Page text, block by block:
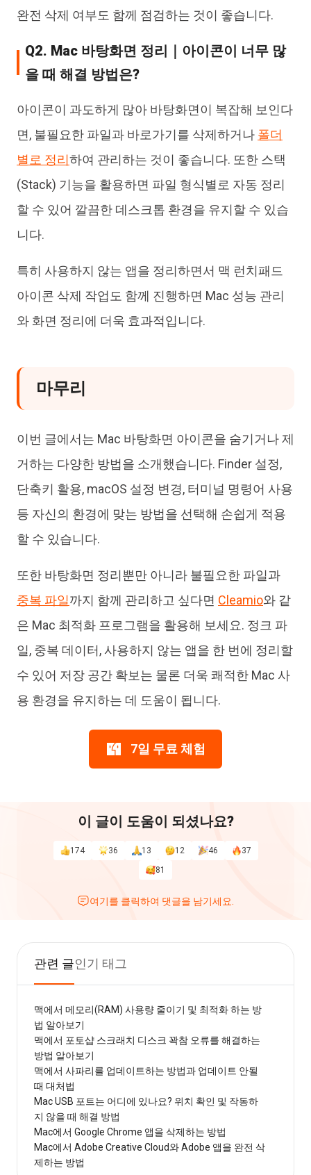
완전 삭제 여부도 함께 점검하는 것이 좋습니다.
Q2. Mac 바탕화면 정리｜아이콘이 너무 많
을 때 해결 방법은?
아이콘이 과도하게 많아 바탕화면이 복잡해 보인다
면, 불필요한 파일과 바로가기를 삭제하거나 폴더
별로 정리하여 관리하는 것이 좋습니다. 또한 스택
(Stack) 기능을 활용하면 파일 형식별로 자동 정리
할 수 있어 깔끔한 데스크톱 환경을 유지할 수 있습
니다.
특히 사용하지 않는 앱을 정리하면서 맥 런치패드
아이콘 삭제 작업도 함께 진행하면 Mac 성능 관리
와 화면 정리에 더욱 효과적입니다.
마무리
이번 글에서는 Mac 바탕화면 아이콘을 숨기거나 제
거하는 다양한 방법을 소개했습니다. Finder 설정,
단축키 활용, macOS 설정 변경, 터미널 명령어 사용
등 자신의 환경에 맞는 방법을 선택해 손쉽게 적용
할 수 있습니다.
또한 바탕화면 정리뿐만 아니라 불필요한 파일과
중복 파일까지 함께 관리하고 싶다면 Cleamio와 같
은 Mac 최적화 프로그램을 활용해 보세요. 정크 파
일, 중복 데이터, 사용하지 않는 앱을 한 번에 정리할
수 있어 저장 공간 확보는 물론 더욱 쾌적한 Mac 사
용 환경을 유지하는 데 도움이 됩니다.
7일 무료 체험
이 글이 도움이 되셨나요?
174 36 13 12 46
37
81
여기를 클릭하여 댓글을 남기세요.
관련 글인기 태그
맥에서 메모리(RAM) 사용량 줄이기 및 최적화 하는 방
법 알아보기
맥에서 포토샵 스크래치 디스크 꽉참 오류를 해결하는
방법 알아보기
맥에서 사파리를 업데이트하는 방법과 업데이트 안될
때 대처법
Mac USB 포트는 어디에 있나요? 위치 확인 및 작동하
지 않을 때 해결 방법
Mac에서 Google Chrome 앱을 삭제하는 방법
Mac에서 Adobe Creative Cloud와 Adobe 앱을 완전 삭
제하는 방법